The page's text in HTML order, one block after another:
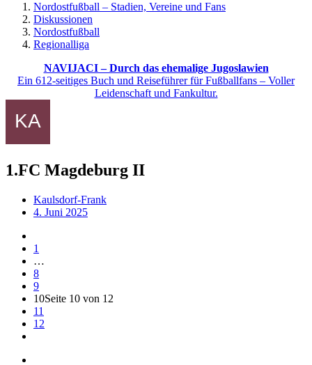
Nordostfußball – Stadien, Vereine und Fans
Diskussionen
Nordostfußball
Regionalliga
NAVIJACI – Durch das ehemalige Jugoslawien
Ein 612-seitiges Buch und Reiseführer für Fußballfans – Voller
Leidenschaft und Fankultur.
1.FC Magdeburg II
Kaulsdorf-Frank
4. Juni 2025
1
…
8
9
10Seite 10 von 12
11
12